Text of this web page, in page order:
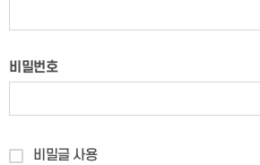
비밀번호
비밀글 사용